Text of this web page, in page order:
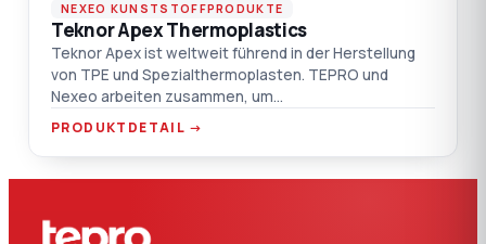
NEXEO KUNSTSTOFFPRODUKTE
Teknor Apex Thermoplastics
Teknor Apex ist weltweit führend in der Herstellung
von TPE und Spezialthermoplasten. TEPRO und
Nexeo arbeiten zusammen, um
Hochleistungsmaterialien zu entwicke
PRODUKTDETAIL →